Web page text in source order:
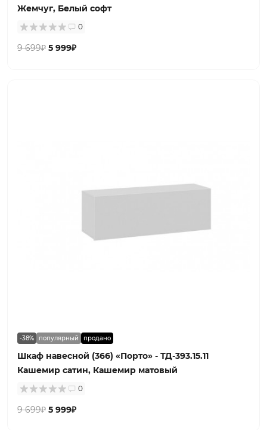
Жемчуг, Белый софт
0
9 699₽ 5 999₽
-38% популярный продано
Шкаф навесной (366) «Порто» - ТД-393.15.11
Кашемир сатин, Кашемир матовый
0
9 699₽ 5 999₽